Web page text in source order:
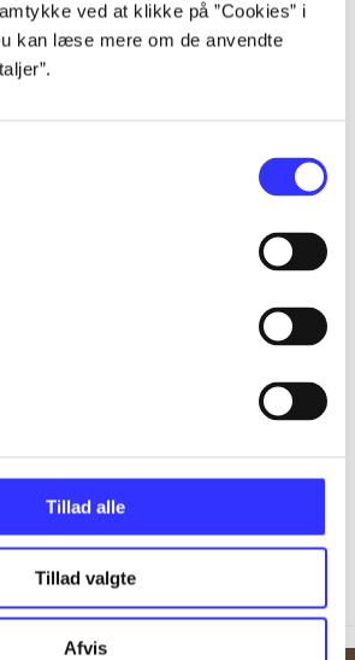
ved at klikke på ”Cookies” i
kan læse mere om de anvendte
Tillad alle
Tillad valgte
Afvis